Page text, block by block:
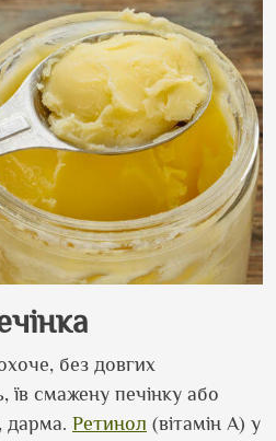
без довгих
їв смажену печінку або
дарма. Ретинол (вітамін А) у